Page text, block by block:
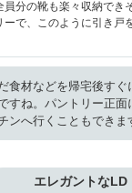
員分の靴も楽々収納でき
で、このように引き戸
食材などを帰宅後す
すね。パントリー正面
ンへ行くこともできま
エレガントなLD